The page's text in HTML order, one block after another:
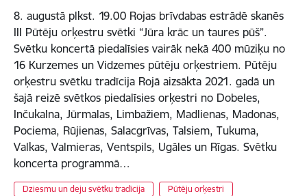
8. augustā plkst. 19.00 Rojas brīvdabas estrādē skanēs
III Pūtēju orķestru svētki “Jūra krāc un taures pūš”.
Svētku koncertā piedalīsies vairāk nekā 400 mūziķu no
16 Kurzemes un Vidzemes pūtēju orķestriem. Pūtēju
orķestru svētku tradīcija Rojā aizsākta 2021. gadā un
šajā reizē svētkos piedalīsies orķestri no Dobeles,
Inčukalna, Jūrmalas, Limbažiem, Madlienas, Madonas,
Pociema, Rūjienas, Salacgrīvas, Talsiem, Tukuma,
Valkas, Valmieras, Ventspils, Ugāles un Rīgas. Svētku
koncerta programmā…
Dziesmu un deju svētku tradīcija Pūtēju orķestri